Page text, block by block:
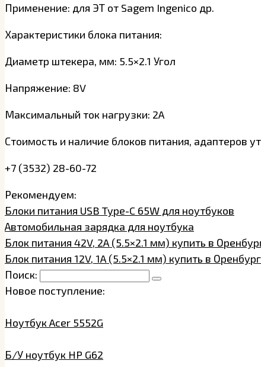
Применение: для ЭТ от Sagem Ingenico др.
Характеристики блока питания:
Диаметр штекера, мм: 5.5×2.1 Угол
Напряжение: 8V
Максимальный ток нагрузки: 2A
Стоимость и наличие блоков питания, адаптеров
+7 (3532) 28-60-72
Рекомендуем:
Блоки питания USB Type-C 65W для ноутбуков
Автомобильная зарядка для ноутбука
Блок питания 42V, 2A (5.5×2.1 мм) купить в
Блок питания 12V, 1A (5.5×2.1 мм) купить в
Поиск:
Новое поступление:
Ноутбук Acer 5552G
Б/У ноутбук HP G62